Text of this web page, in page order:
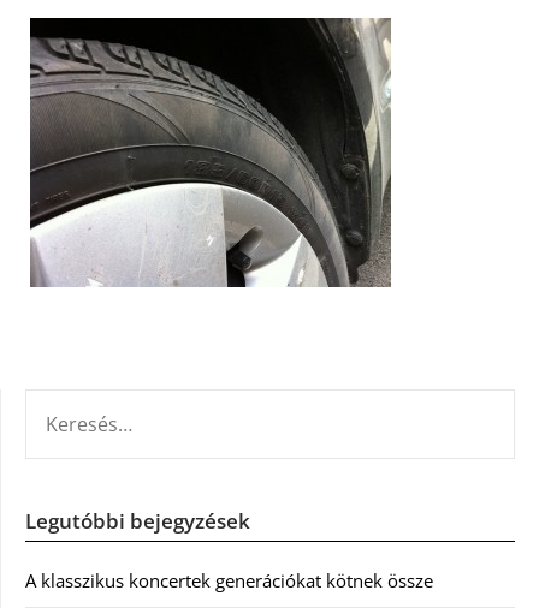
Legutóbbi bejegyzések
A klasszikus koncertek generációkat kötnek össze